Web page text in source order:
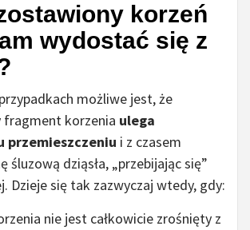
korzeń
wydostać się z
możliwe jest, że
korzenia ulega
przemieszczeniu i z czasem
śluzową dziąsła, „przebijając się”
Dzieje się tak zazwyczaj wtedy, gdy:
nie jest całkowicie zrośnięty z